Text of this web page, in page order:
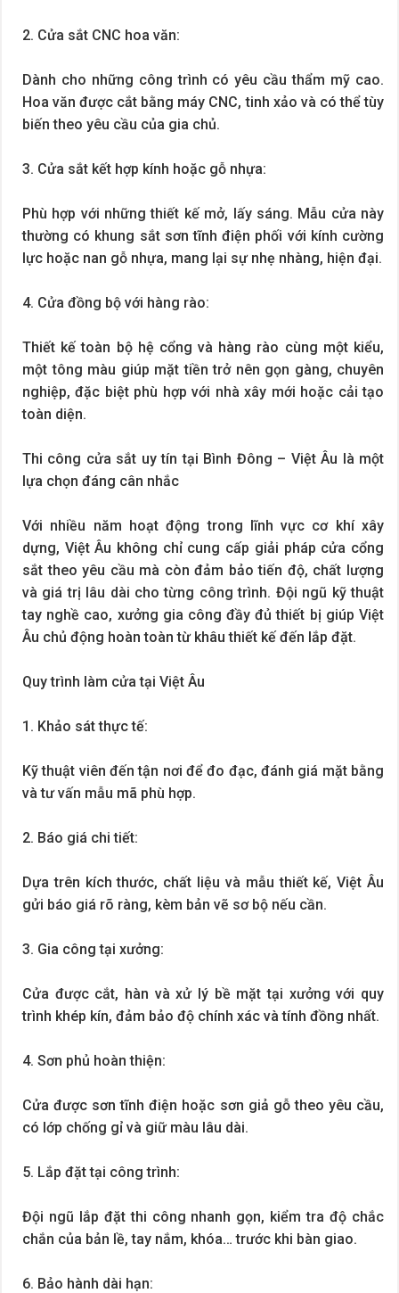
2. Cửa sắt CNC hoa văn:
Dành cho những công trình có yêu cầu thẩm mỹ cao.
Hoa văn được cắt bằng máy CNC, tinh xảo và có thể tùy
biến theo yêu cầu của gia chủ.
3. Cửa sắt kết hợp kính hoặc gỗ nhựa:
Phù hợp với những thiết kế mở, lấy sáng. Mẫu cửa này
thường có khung sắt sơn tĩnh điện phối với kính cường
lực hoặc nan gỗ nhựa, mang lại sự nhẹ nhàng, hiện đại.
4. Cửa đồng bộ với hàng rào:
Thiết kế toàn bộ hệ cổng và hàng rào cùng một kiểu,
một tông màu giúp mặt tiền trở nên gọn gàng, chuyên
nghiệp, đặc biệt phù hợp với nhà xây mới hoặc cải tạo
toàn diện.
Thi công cửa sắt uy tín tại Bình Đông – Việt Âu là một
lựa chọn đáng cân nhắc
Với nhiều năm hoạt động trong lĩnh vực cơ khí xây
dựng, Việt Âu không chỉ cung cấp giải pháp cửa cổng
sắt theo yêu cầu mà còn đảm bảo tiến độ, chất lượng
và giá trị lâu dài cho từng công trình. Đội ngũ kỹ thuật
tay nghề cao, xưởng gia công đầy đủ thiết bị giúp Việt
Âu chủ động hoàn toàn từ khâu thiết kế đến lắp đặt.
Quy trình làm cửa tại Việt Âu
1. Khảo sát thực tế:
Kỹ thuật viên đến tận nơi để đo đạc, đánh giá mặt bằng
và tư vấn mẫu mã phù hợp.
2. Báo giá chi tiết:
Dựa trên kích thước, chất liệu và mẫu thiết kế, Việt Âu
gửi báo giá rõ ràng, kèm bản vẽ sơ bộ nếu cần.
3. Gia công tại xưởng:
Cửa được cắt, hàn và xử lý bề mặt tại xưởng với quy
trình khép kín, đảm bảo độ chính xác và tính đồng nhất.
4. Sơn phủ hoàn thiện:
Cửa được sơn tĩnh điện hoặc sơn giả gỗ theo yêu cầu,
có lớp chống gỉ và giữ màu lâu dài.
5. Lắp đặt tại công trình:
Đội ngũ lắp đặt thi công nhanh gọn, kiểm tra độ chắc
chắn của bản lề, tay nắm, khóa… trước khi bàn giao.
6. Bảo hành dài hạn: